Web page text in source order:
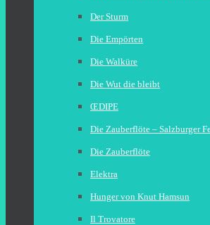
Der Sturm
Die Empörten
Die Walküre
Die Wut die bleibt
ŒDIPE
Die Zauberflöte – Salzburger
Die Zauberflöte
Elektra
Hunger von Knut Hamsun
Il Trovatore